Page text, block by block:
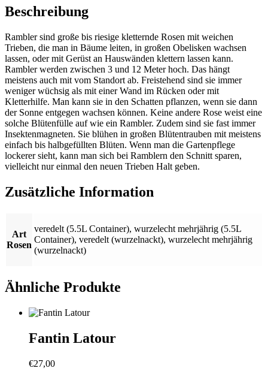
Beschreibung
Rambler sind große bis riesige kletternde Rosen mit weichen
Trieben, die man in Bäume leiten, in großen Obelisken wachsen
lassen, oder mit Gerüst an Hauswänden klettern lassen kann.
Rambler werden zwischen 3 und 12 Meter hoch. Das hängt
meistens auch mit vom Standort ab. Freistehend sind sie immer
weniger wüchsig als mit einer Wand im Rücken oder mit
Kletterhilfe. Man kann sie in den Schatten pflanzen, wenn sie dann
der Sonne entgegen wachsen können. Keine andere Rose weist eine
solche Blütenfülle auf wie ein Rambler. Zudem sind sie fast immer
Insektenmagneten. Sie blühen in großen Blütentrauben mit meistens
einfach bis halbgefüllten Blüten. Wenn man die Gartenpflege
lockerer sieht, kann man sich bei Ramblern den Schnitt sparen,
vielleicht nur einmal den neuen Trieben Halt geben.
Zusätzliche Information
Art
Rosen
veredelt (5.5L Container), wurzelecht mehrjährig (5.5L
Container), veredelt (wurzelnackt), wurzelecht mehrjährig
(wurzelnackt)
Ähnliche Produkte
Fantin Latour
€27,00